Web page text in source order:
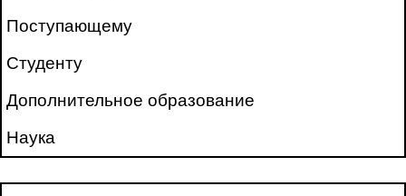
Поступающему
Студенту
Дополнительное образование
Наука